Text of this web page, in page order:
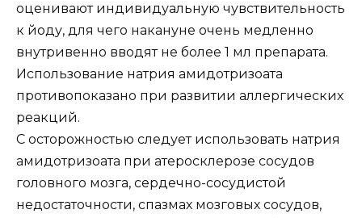
оценивают индивидуальную чувствительность
к йоду, для чего накануне очень медленно
внутривенно вводят не более 1 мл препарата.
Использование натрия амидотризоата
противопоказано при развитии аллергических
реакций.
С осторожностью следует использовать натрия
амидотризоата при атеросклерозе сосудов
головного мозга, сердечно-сосудистой
недостаточности, спазмах мозговых сосудов,